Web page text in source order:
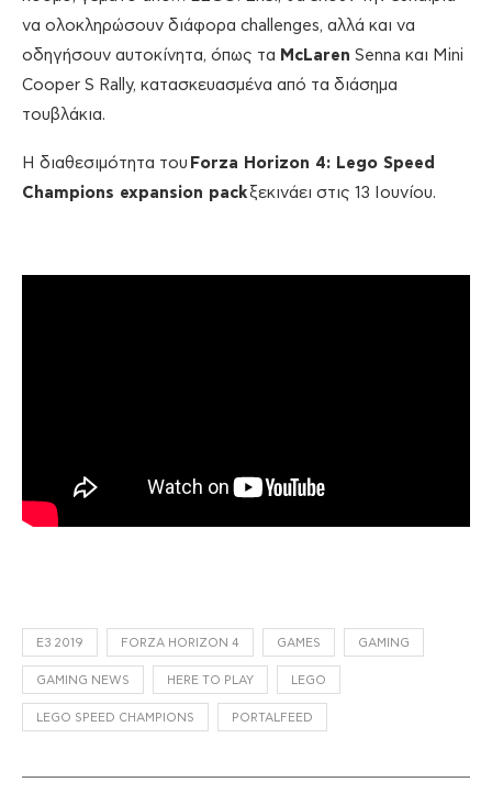
να ολοκληρώσουν διάφορα challenges, αλλά και να
οδηγήσουν αυτοκίνητα, όπως τα McLaren Senna και Mini
Cooper S Rally, κατασκευασμένα από τα διάσημα
τουβλάκια.
Η διαθεσιμότητα του Forza Horizon 4: Lego Speed
Champions expansion packξεκινάει στις 13 Ιουνίου.
E3 2019 FORZA HORIZON 4 GAMES GAMING
GAMING NEWS HERE TO PLAY LEGO
LEGO SPEED CHAMPIONS PORTALFEED